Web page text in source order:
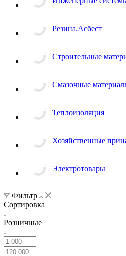
Резина.Асбест
Строительные
Смазочные
Теплоизоляция
Хозяйственные
Электротовары
Фильтр
Сортировка
Розничные